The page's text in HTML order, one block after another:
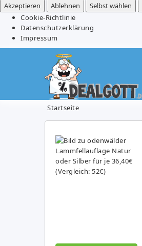
Akzeptieren
Ablehnen Selbst wählen
Cookie-Richtlinie
Datenschutzerklärung
Impressum
Startseite